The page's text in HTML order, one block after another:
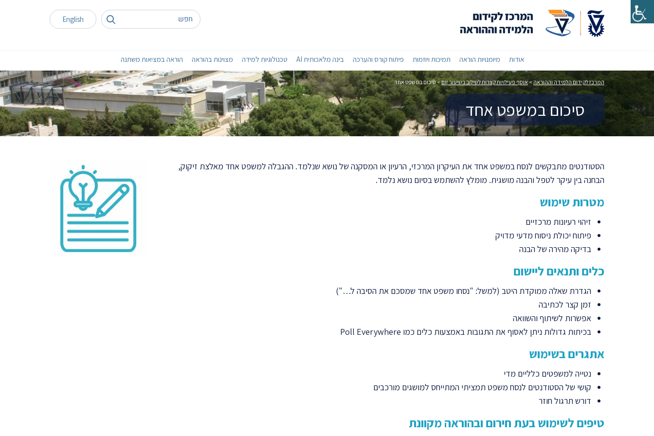
English
אודות מיומנויות הוראה תמיכות ויוזמות פיתוח קורס והערכה בינה מלאכותית AI טכנולוגיות למידה מצוינות בהוראה הוראה במציאות משתנה
המרכז לקידום הלמידה וההוראה > אוסף פעילויות קצרות לשילוב בשיעור זום>סיכום במשפט אחד
סיכום במשפט אחד
הסטודנטים מתבקשים לנסח במשפט אחד את העיקרון המרכזי, הרעיון או המסקנה של נושא שנלמד. ההגבלה למשפט אחד מאלצת זיקוק,
הבחנה בין עיקר לטפל והבנה מושגית. מומלץ להשתמש בסיום נושא נלמד.
מטרות שימוש
זיהוי רעיונות מרכזיים
פיתוח יכולת ניסוח מדעי מדויק
בדיקה מהירה של הבנה
כלים ותנאים ליישום
הגדרת שאלה ממוקדת היטב (למשל: "נסחו משפט אחד שמסכם את הסיבה ל…")
זמן קצר לכתיבה
אפשרות לשיתוף והשוואה
בכיתות גדולות ניתן לאסוף את התגובות באמצעות כלים כמו Poll Everywhere
אתגרים בשימוש
נטייה למשפטים כלליים מדי
קושי של הסטודנטים לנסח משפט תמציתי המתייחס למושגים מורכבים
דורש תרגול חוזר
טיפים לשימוש בעת חירום ובהוראה מקוונת